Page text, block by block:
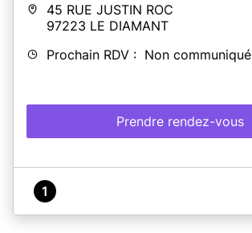
45 RUE JUSTIN ROC
97223 LE DIAMANT
Prochain RDV : Non communiqué
Prendre rendez-vous
1